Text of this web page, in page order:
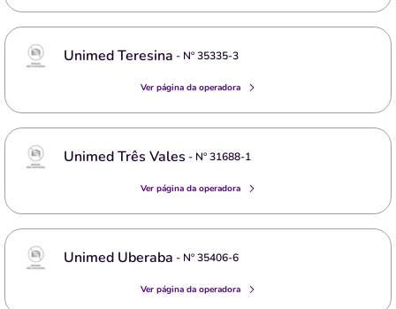
Unimed Teresina - Nº35335-3
Ver página da operadora
Unimed Três Vales - Nº31688-1
Ver página da operadora
Unimed Uberaba - Nº35406-6
Ver página da operadora